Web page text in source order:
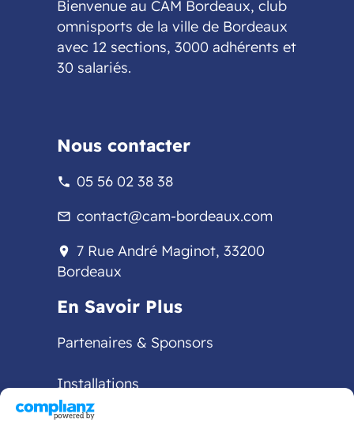
Bienvenue au CAM Bordeaux, club
omnisports de la ville de Bordeaux
avec 12 sections, 3000 adhérents et
30 salariés.
Nous contacter
phone 05 56 02 38 38
mail_outline contact@cam-bordeaux.com
location_on 7 Rue André Maginot, 33200
Bordeaux
En Savoir Plus
Partenaires & Sponsors
Installations